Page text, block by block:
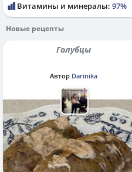
Витамины и минералы: 97%
Новые рецепты
Голубцы
Автор Darinika